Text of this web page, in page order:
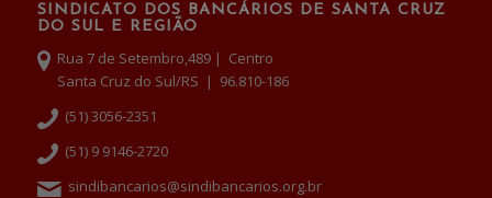
SINDICATO DOS BANCÁRIOS DE SANTA CRUZ
DO SUL E REGIÃO
Rua 7 de Setembro,489 | Centro
Santa Cruz do Sul/RS | 96.810-186
(51) 3056-2351
(51) 9 9146-2720
sindibancarios@sindibancarios.org.br